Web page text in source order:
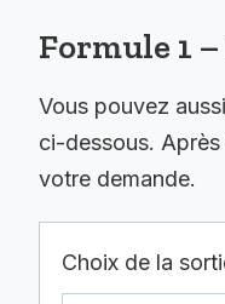
Formule 1
Vous pouvez
ci-dessous.
votre demande.
Choix de la